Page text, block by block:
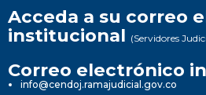
Acceda a su correo
institucional (Servidores
Correo electrónico
info@cendoj.ramajudicial.gov.co